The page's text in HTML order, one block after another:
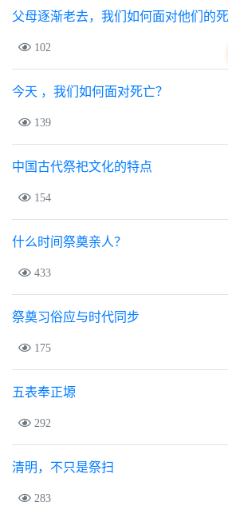
父母逐渐老去，我们如何面对他们的
102
今天 ，我们如何面对死亡？
139
中国古代祭祀文化的特点
154
什么时间祭奠亲人？
433
祭奠习俗应与时代同步
175
五表奉正塬
292
清明，不只是祭扫
283